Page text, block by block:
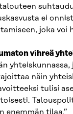
ei
joka voi
vihreä
näin
tulisi
enemmän tilaa.”